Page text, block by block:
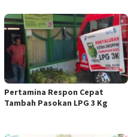
Pertamina Respon Cepat
Tambah Pasokan LPG 3 Kg